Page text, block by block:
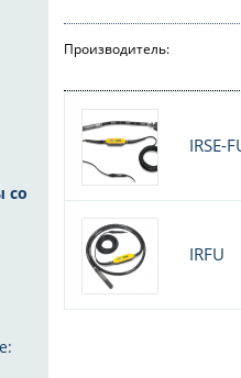
со
Производитель:
IRSE-
IRFU